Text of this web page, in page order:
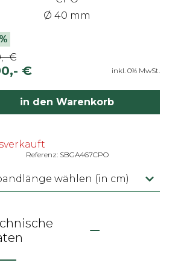
Ø 40 mm
€
%
€
inkl. 0% MwSt.
in den Warenkorb
Referenz: SBGA467CPO
wählen (in cm)